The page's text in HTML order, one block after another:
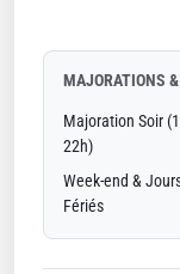
MAJORATIONS
Majoration Soir
22h)
Week-end &
Fériés